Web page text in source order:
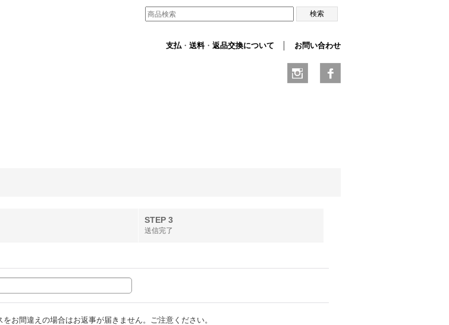
支払・ 送料・ 返品交換について お問い合わせ
STEP 3
送信完了
をお間違えの場合はお返事が届きません。ご注意ください。